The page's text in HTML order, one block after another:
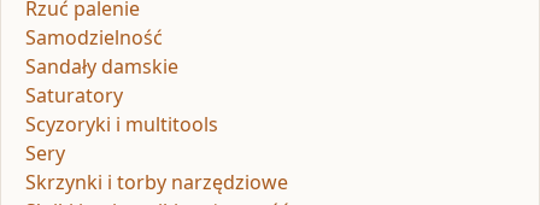
Rzuć palenie
Samodzielność
Sandały damskie
Saturatory
Scyzoryki i multitools
Sery
Skrzynki i torby narzędziowe